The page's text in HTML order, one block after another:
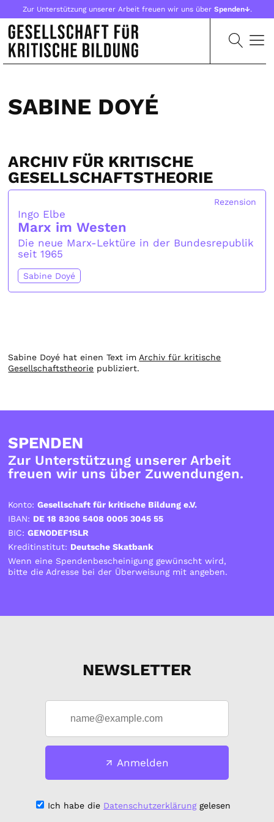
Zur Unterstützung unserer Arbeit freuen wir uns über Spenden↓.
SABINE DOYÉ
ARCHIV FÜR KRITISCHE
GESELLSCHAFTSTHEORIE
Rezension
Ingo Elbe
Marx im Westen
Die neue Marx-Lektüre in der Bundesrepublik
seit 1965
Sabine Doyé
Sabine Doyé hat einen Text im Archiv für kritische
Gesellschaftstheorie publiziert.
SPENDEN
Zur Unterstützung unserer Arbeit
freuen wir uns über Zuwendungen.
Konto:Gesellschaft für kritische Bildung e.V.
IBAN: DE 18 8306 5408 0005 3045 55
BIC:GENODEF1SLR
Kreditinstitut: Deutsche Skatbank
Wenn eine Spendenbescheinigung gewünscht wird,
bitte die Adresse bei der Überweisung mit angeben.
NEWSLETTER
Anmelden
Ich habe die Datenschutzerklärunggelesen